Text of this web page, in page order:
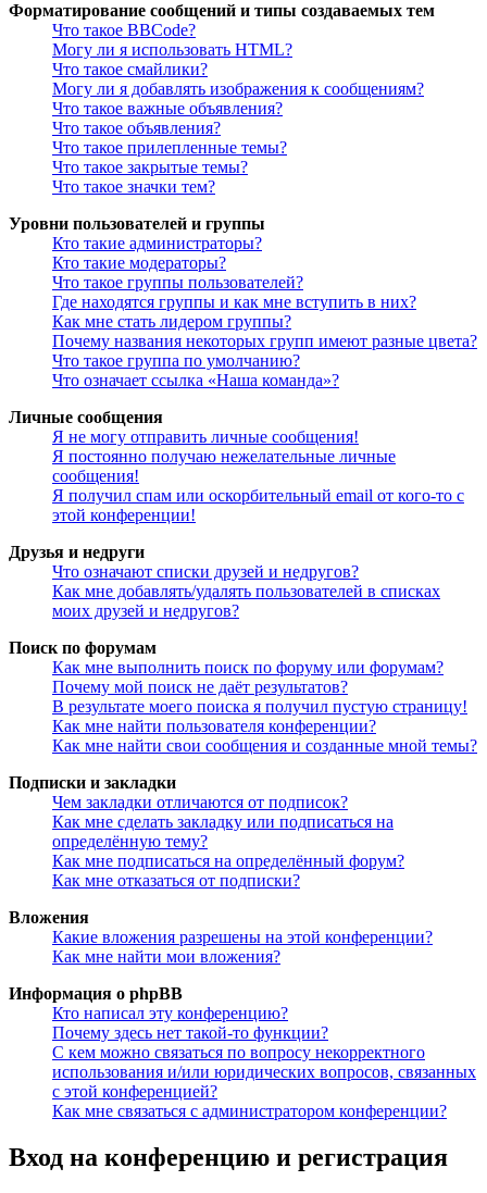
Форматирование сообщений и типы создаваемых тем
Что такое BBCode?
Могу ли я использовать HTML?
Что такое смайлики?
Могу ли я добавлять изображения к сообщениям?
Что такое важные объявления?
Что такое объявления?
Что такое прилепленные темы?
Что такое закрытые темы?
Что такое значки тем?
Уровни пользователей и группы
Кто такие администраторы?
Кто такие модераторы?
Что такое группы пользователей?
Где находятся группы и как мне вступить в них?
Как мне стать лидером группы?
Почему названия некоторых групп имеют разные цвета?
Что такое группа по умолчанию?
Что означает ссылка «Наша команда»?
Личные сообщения
Я не могу отправить личные сообщения!
Я постоянно получаю нежелательные личные
сообщения!
Я получил спам или оскорбительный email от кого-то с
этой конференции!
Друзья и недруги
Что означают списки друзей и недругов?
Как мне добавлять/удалять пользователей в списках
моих друзей и недругов?
Поиск по форумам
Как мне выполнить поиск по форуму или форумам?
Почему мой поиск не даёт результатов?
В результате моего поиска я получил пустую страницу!
Как мне найти пользователя конференции?
Как мне найти свои сообщения и созданные мной темы?
Подписки и закладки
Чем закладки отличаются от подписок?
Как мне сделать закладку или подписаться на
определённую тему?
Как мне подписаться на определённый форум?
Как мне отказаться от подписки?
Вложения
Какие вложения разрешены на этой конференции?
Как мне найти мои вложения?
Информация о phpBB
Кто написал эту конференцию?
Почему здесь нет такой-то функции?
С кем можно связаться по вопросу некорректного
использования и/или юридических вопросов, связанных
с этой конференцией?
Как мне связаться с администратором конференции?
Вход на конференцию и регистрация